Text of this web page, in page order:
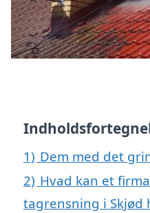
1) Dem med det
2) Hvad kan et
tagrensning i Skjød